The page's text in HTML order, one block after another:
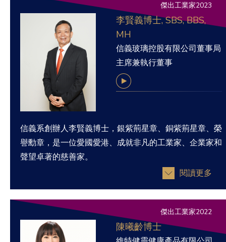
傑出工業家2023
李賢義博士, SBS, BBS,
MH
信義玻璃控股有限公司董事局
主席兼執行董事
信義系創辦人李賢義博士，銀紫荊星章、銅紫荊星章、榮
譽勳章，是一位愛國愛港、成就非凡的工業家、企業家和
聲望卓著的慈善家。
閱讀更多
傑出工業家2022
陳曦齡博士